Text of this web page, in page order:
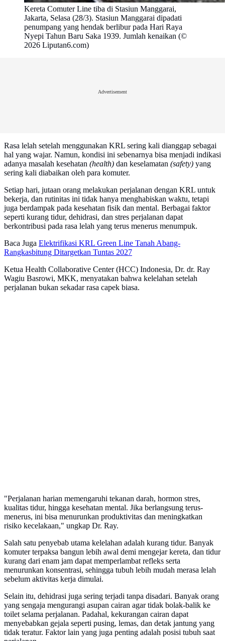
Kereta Comuter Line tiba di Stasiun Manggarai,
Jakarta, Selasa (28/3). Stasiun Manggarai dipadati
penumpang yang hendak berlibur pada Hari Raya
Nyepi Tahun Baru Saka 1939. Jumlah kenaikan (©
2026 Liputan6.com)
Advertisement
Rasa lelah setelah menggunakan KRL sering kali dianggap sebagai
hal yang wajar. Namun, kondisi ini sebenarnya bisa menjadi indikasi
adanya masalah kesehatan (health) dan keselamatan (safety) yang
sering kali diabaikan oleh para komuter.
Setiap hari, jutaan orang melakukan perjalanan dengan KRL untuk
bekerja, dan rutinitas ini tidak hanya menghabiskan waktu, tetapi
juga berdampak pada kesehatan fisik dan mental. Berbagai faktor
seperti kurang tidur, dehidrasi, dan stres perjalanan dapat
berkontribusi pada rasa lelah yang terus menerus menumpuk.
Baca Juga Elektrifikasi KRL Green Line Tanah Abang-
Rangkasbitung Ditargetkan Tuntas 2027
Ketua Health Collaborative Center (HCC) Indonesia, Dr. dr. Ray
Wagiu Basrowi, MKK, menyatakan bahwa kelelahan setelah
perjalanan bukan sekadar rasa capek biasa.
"Perjalanan harian memengaruhi tekanan darah, hormon stres,
kualitas tidur, hingga kesehatan mental. Jika berlangsung terus-
menerus, ini bisa menurunkan produktivitas dan meningkatkan
risiko kecelakaan," ungkap Dr. Ray.
Salah satu penyebab utama kelelahan adalah kurang tidur. Banyak
komuter terpaksa bangun lebih awal demi mengejar kereta, dan tidur
kurang dari enam jam dapat memperlambat refleks serta
menurunkan konsentrasi, sehingga tubuh lebih mudah merasa lelah
sebelum aktivitas kerja dimulai.
Selain itu, dehidrasi juga sering terjadi tanpa disadari. Banyak orang
yang sengaja mengurangi asupan cairan agar tidak bolak-balik ke
toilet selama perjalanan. Padahal, kekurangan cairan dapat
menyebabkan gejala seperti pusing, lemas, dan detak jantung yang
tidak teratur. Faktor lain yang juga penting adalah posisi tubuh saat